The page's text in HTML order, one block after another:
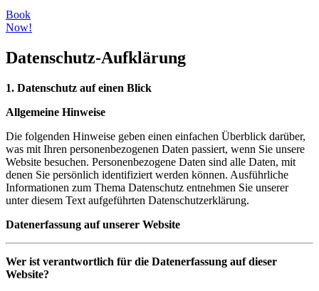
Book
Now!
Datenschutz-Aufklärung
1. Datenschutz auf einen Blick
Allgemeine Hinweise
Die folgenden Hinweise geben einen einfachen Überblick darüber,
was mit Ihren personenbezogenen Daten passiert, wenn Sie unsere
Website besuchen. Personenbezogene Daten sind alle Daten, mit
denen Sie persönlich identifiziert werden können. Ausführliche
Informationen zum Thema Datenschutz entnehmen Sie unserer
unter diesem Text aufgeführten Datenschutzerklärung.
Datenerfassung auf unserer Website
Wer ist verantwortlich für die Datenerfassung auf dieser
Website?